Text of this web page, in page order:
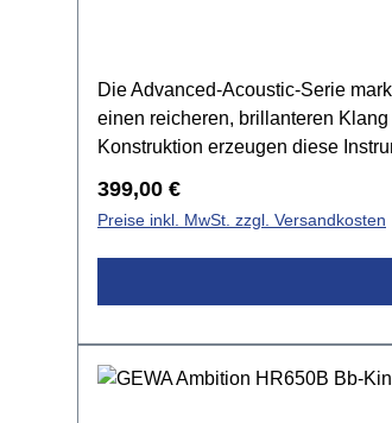
Die Advanced-Acoustic-Serie
einen reicheren, brillanteren
Konstruktion erzeugen diese
Musikerlebnis.Der Low-Oval-
massive Sitka-Fichtendecke sorgt
Zargen und -Boden ergänzen
der Ibanez T-Bar Undersaddle
Klangwellen so, dass
Tiefen und ein insgesamt noch
Regulärer Preis:
399,00 €
Preise inkl. MwSt. zzgl. Versandkosten